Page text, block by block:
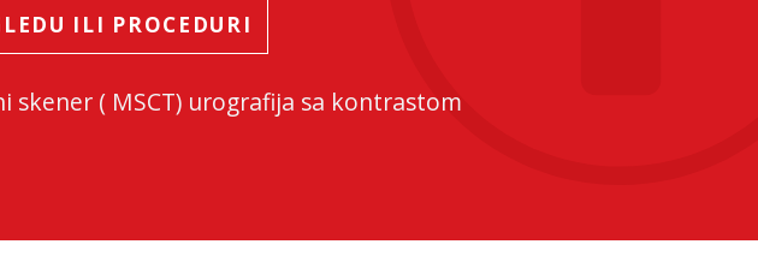
ILI PROCEDURI
skener ( MSCT) urografija sa kontrastom